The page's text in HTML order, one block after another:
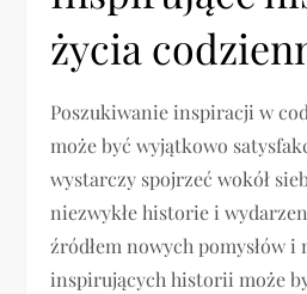
życia
Poszukiwanie inspiracji w
może być wyjątkowo
wystarczy spojrzeć wokół
niezwykłe historie i
źródłem nowych pomysłów i
inspirujących historii może